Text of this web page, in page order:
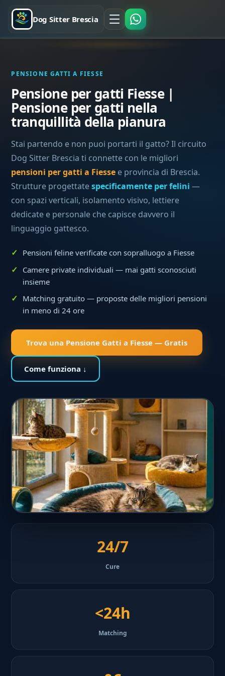
Dog Sitter Brescia
PENSIONE GATTI A FIESSE
Pensione per gatti Fiesse |
Pensione per gatti nella
tranquillità della pianura
Stai partendo e non puoi portarti il gatto? Il circuito
Dog Sitter Brescia ti connette con le migliori
pensioni per gatti a Fiesse e provincia di Brescia.
Strutture progettatespecificamente per felini —
con spazi verticali, isolamento visivo, lettiere
dedicate e personale che capisce davvero il
linguaggio gattesco.
Pensioni feline verificate con sopralluogo a Fiesse
Camere private individuali — mai gatti sconosciuti
insieme
Matching gratuito — proposte delle migliori pensioni
in meno di 24 ore
Trova una Pensione Gatti a Fiesse — Gratis
Come funziona ↓
24/7
Cure
<24h
Matching